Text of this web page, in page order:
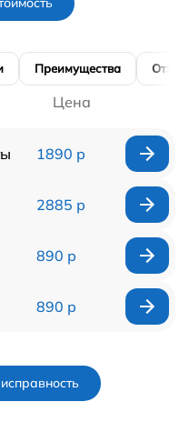
Преимущества
Цена
1890 р
2885 р
890 р
890 р